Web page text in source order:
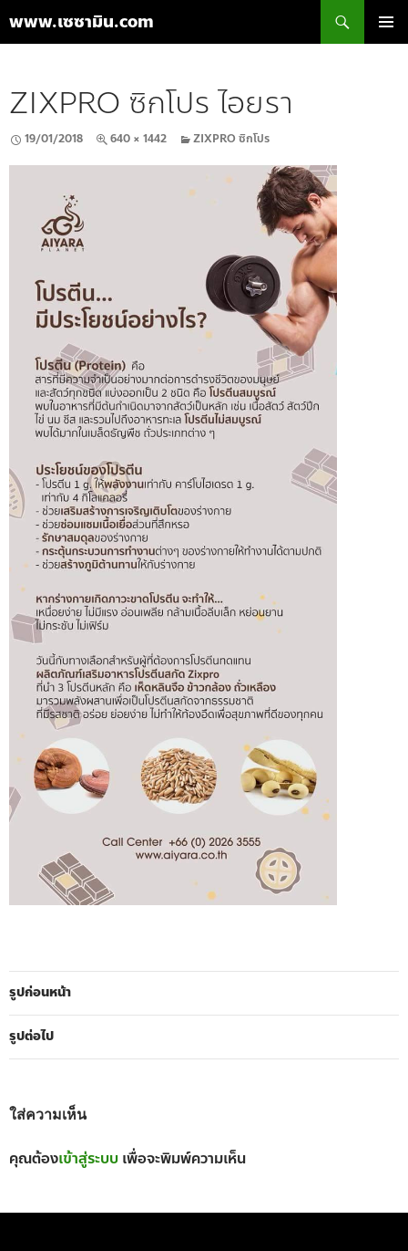
www.เซซามิน.com
เนื้อหา
ZIXPRO ซิกโปร ไอยรา
19/01/2018 640 × 1442 ZIXPRO ซิกโปร
รูปก่อนหน้า
รูปต่อไป
ใส่ความเห็น
คุณต้องเข้าสู่ระบบ เพื่อจะพิมพ์ความเห็น